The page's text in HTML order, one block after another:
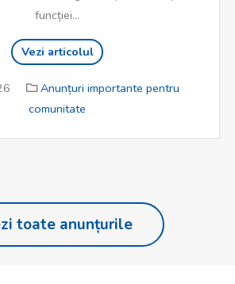
funcției...
Vezi articolul
Anunțuri importante pentru
comunitate
toate anunțurile